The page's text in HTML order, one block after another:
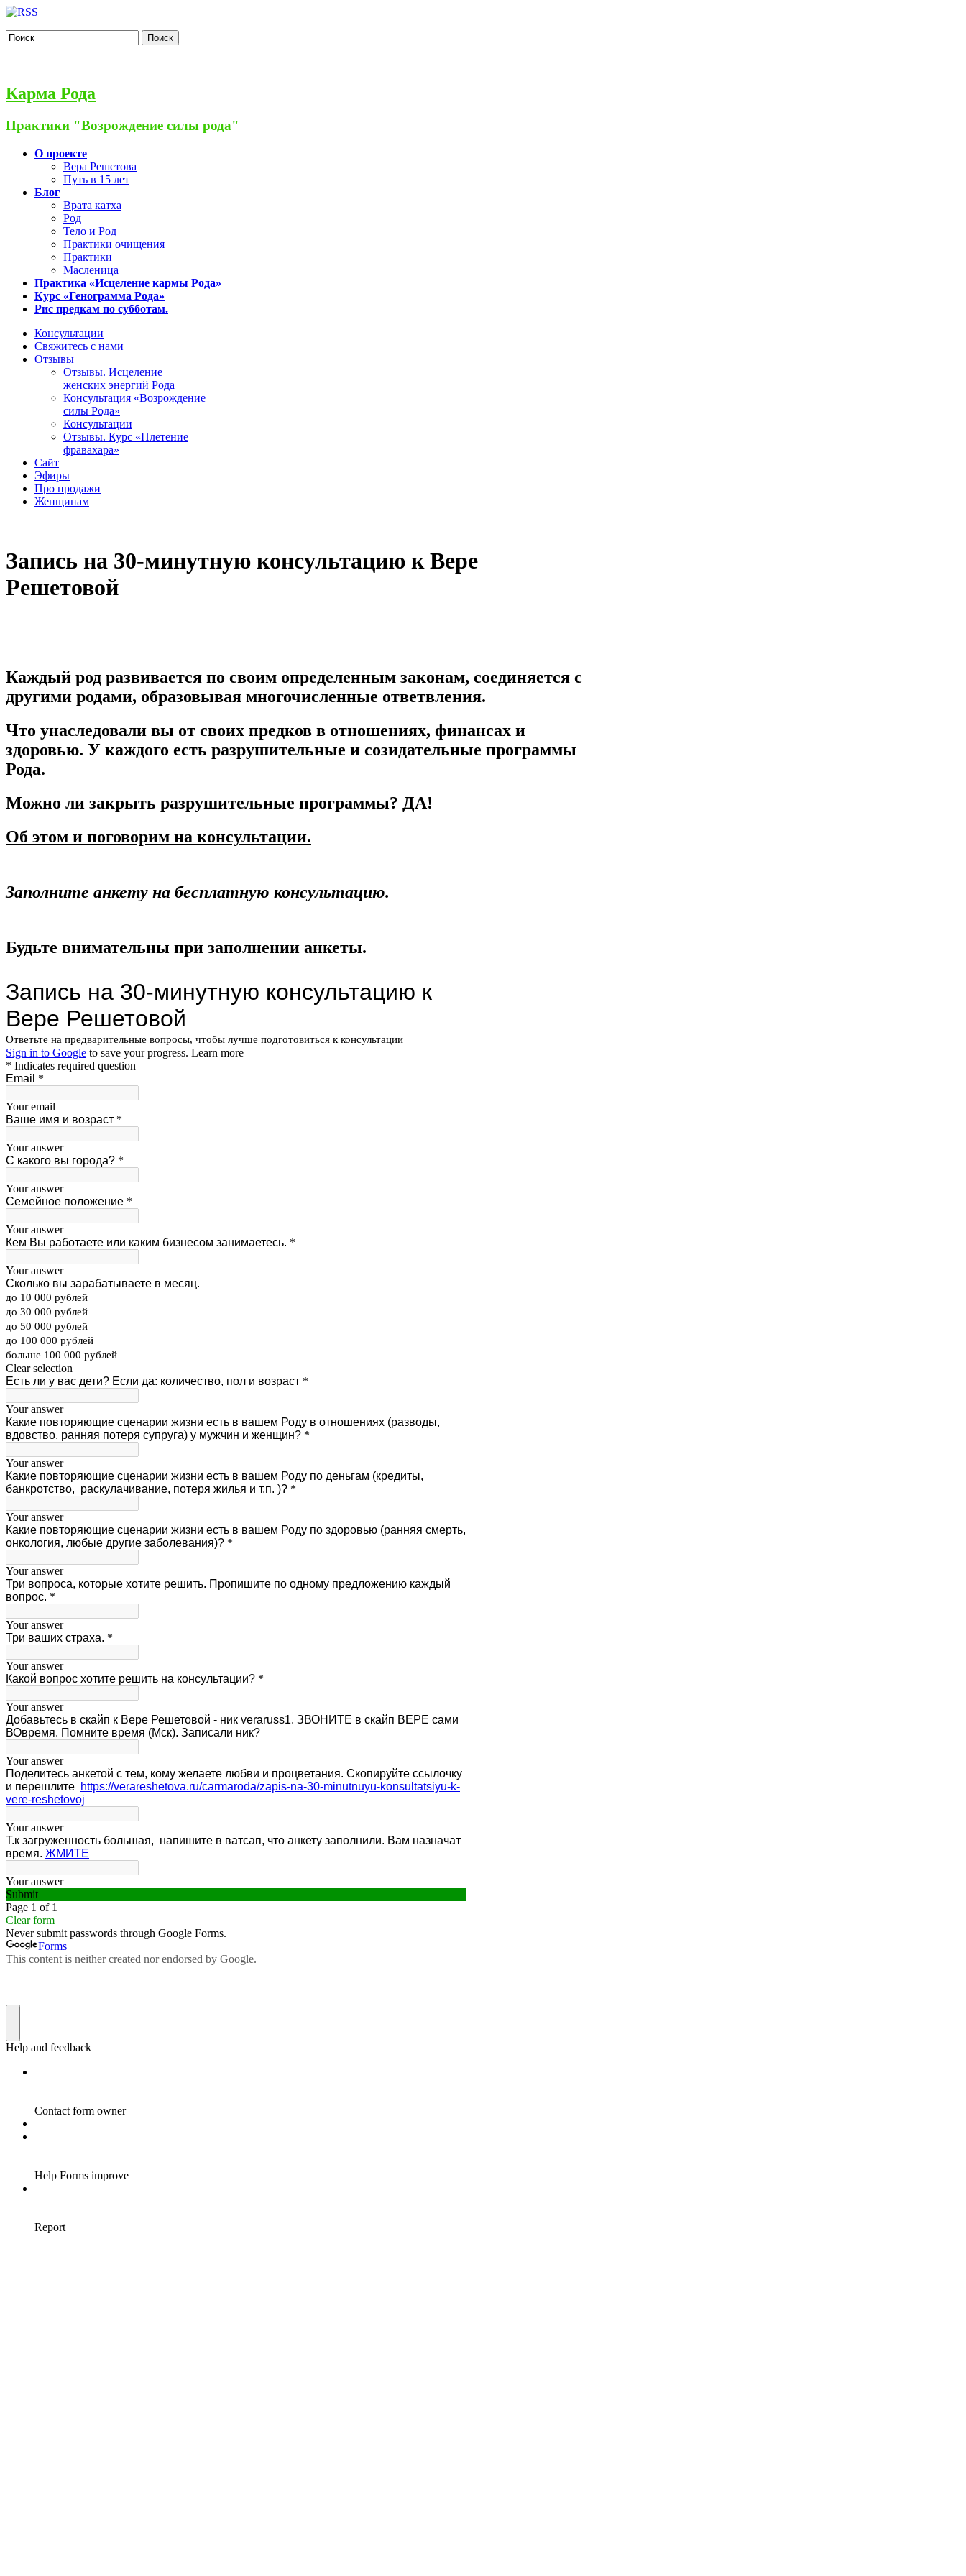
Поиск
Карма Рода
Практики "Возрождение силы рода"
О проекте
Вера Решетова
Путь в 15 лет
Блог
Врата катха
Род
Тело и Род
Практики очищения
Практики
Масленица
Практика «Исцеление кармы Рода»
Курс «Генограмма Рода»
Рис предкам по субботам.
Консультации
Свяжитесь с нами
Отзывы
Отзывы. Исцеление
женских энергий Рода
Консультация «Возрождение
силы Рода»
Консультации
Отзывы. Курс «Плетение
фравахара»
Сайт
Эфиры
Про продажи
Женщинам
Запись на 30-минутную консультацию к Вере
Решетовой
Каждый род развивается по своим определенным законам, соединяется с
другими родами, образовывая многочисленные ответвления.
Что унаследовали вы от своих предков в отношениях, финансах и
здоровью. У каждого есть разрушительные и созидательные программы
Рода.
Можно ли закрыть разрушительные программы? ДА!
Об этом и поговорим на консультации.
Заполните анкету на бесплатную консультацию.
Будьте внимательны при заполнении анкеты.